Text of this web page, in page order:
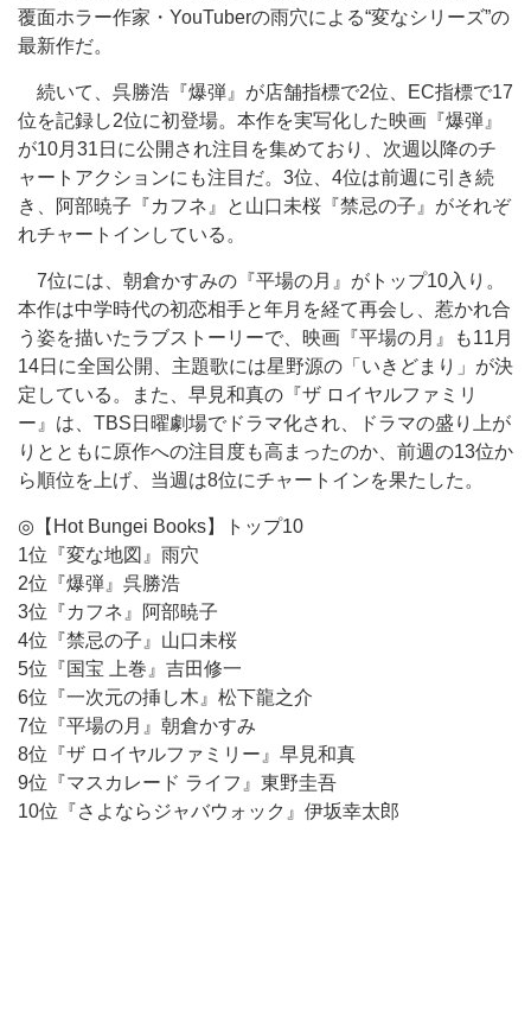
覆面ホラー作家・YouTuberの雨穴による“変なシリーズ”の
最新作だ。
続いて、呉勝浩『爆弾』が店舗指標で2位、EC指標で17
位を記録し2位に初登場。本作を実写化した映画『爆弾』
が10月31日に公開され注目を集めており、次週以降のチ
ャートアクションにも注目だ。3位、4位は前週に引き続
き、阿部暁子『カフネ』と山口未桜『禁忌の子』がそれぞ
れチャートインしている。
7位には、朝倉かすみの『平場の月』がトップ10入り。
本作は中学時代の初恋相手と年月を経て再会し、惹かれ合
う姿を描いたラブストーリーで、映画『平場の月』も11月
14日に全国公開、主題歌には星野源の「いきどまり」が決
定している。また、早見和真の『ザ ロイヤルファミリ
ー』は、TBS日曜劇場でドラマ化され、ドラマの盛り上が
りとともに原作への注目度も高まったのか、前週の13位か
ら順位を上げ、当週は8位にチャートインを果たした。
◎【Hot Bungei Books】トップ10
1位『変な地図』雨穴
2位『爆弾』呉勝浩
3位『カフネ』阿部暁子
4位『禁忌の子』山口未桜
5位『国宝 上巻』吉田修一
6位『一次元の挿し木』松下龍之介
7位『平場の月』朝倉かすみ
8位『ザ ロイヤルファミリー』早見和真
9位『マスカレード ライフ』東野圭吾
10位『さよならジャバウォック』伊坂幸太郎